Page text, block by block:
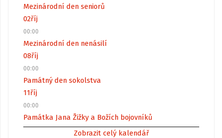
Mezinárodní den seniorů
02říj
00:00
Mezinárodní den nenásilí
08říj
00:00
Památný den sokolstva
11říj
00:00
Památka Jana Žižky a Božích bojovníků
Zobrazit celý kalendář